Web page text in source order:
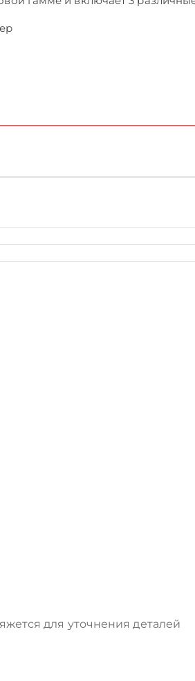
для уточнения деталей